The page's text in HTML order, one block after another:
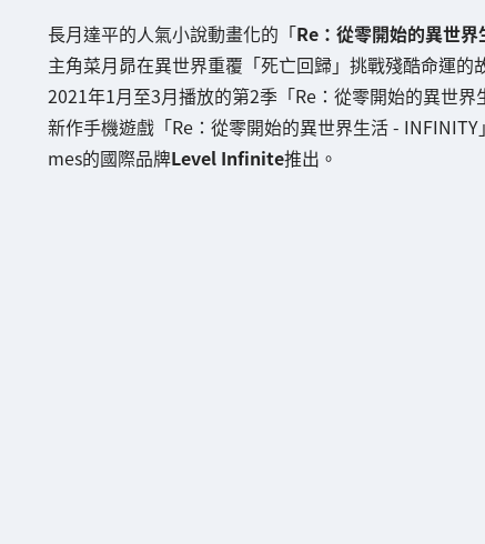
長月達平的人氣小說動畫化的「Re：從零開始的異世界
主角菜月昴在異世界重覆「死亡回歸」挑戰殘酷命運
2021年1月至3月播放的第2季「Re：從零開始的異世
新作手機遊戲「Re：從零開始的異世界生活 -
mes的國際品牌Level Infinite推出。